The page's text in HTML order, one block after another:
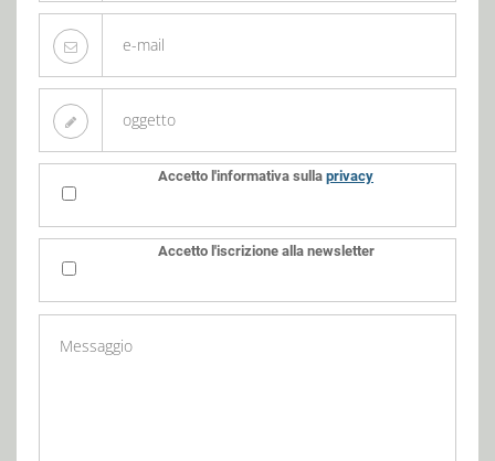
Accetto l'informativa sulla privacy
Accetto l'iscrizione alla newsletter